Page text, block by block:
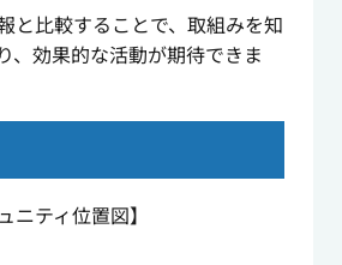
比較することで、取組みを知
、効果的な活動が期待できま
ニティ位置図】